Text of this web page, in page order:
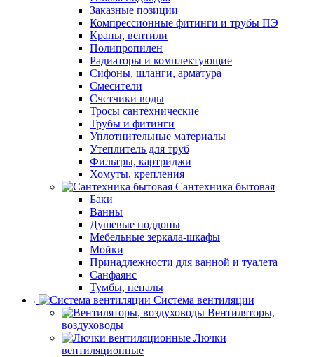
Заказные позиции
Компрессионные фитинги и трубы ПЭ
Краны, вентили
Полипропилен
Радиаторы и комплектующие
Сифоны, шланги, арматура
Смесители
Счетчики воды
Тросы сантехнические
Трубы и фитинги
Уплотнительные материалы
Утеплитель для труб
Фильтры, картриджи
Хомуты, крепления
Сантехника бытовая
Баки
Ванны
Душевые поддоны
Мебельные зеркала-шкафы
Мойки
Принадлежности для ванной и туалета
Санфаянс
Тумбы, пеналы
Система вентиляции
Вентиляторы,
воздуховоды
Лючки
вентиляционные